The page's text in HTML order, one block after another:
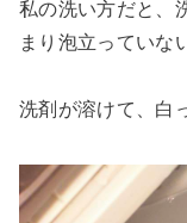
私の洗い方だと、
まり泡立っていな
洗剤が溶けて、白